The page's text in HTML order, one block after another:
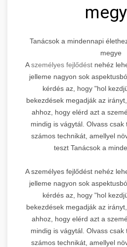
Tanácsok a mindennapi
megye
Aszemélyes fejlődést nehéz
jelleme nagyon sok
kérdés az, hogy "hol
bekezdések megadják az
ahhoz, hogy elérd azt a
mindig is vágytál. Olvass
számos technikát, amellyel
teszt Tanácsok a
A személyes fejlődést nehéz
jelleme nagyon sok
kérdés az, hogy "hol
bekezdések megadják az
ahhoz, hogy elérd azt a
mindig is vágytál. Olvass
számos technikát, amellyel